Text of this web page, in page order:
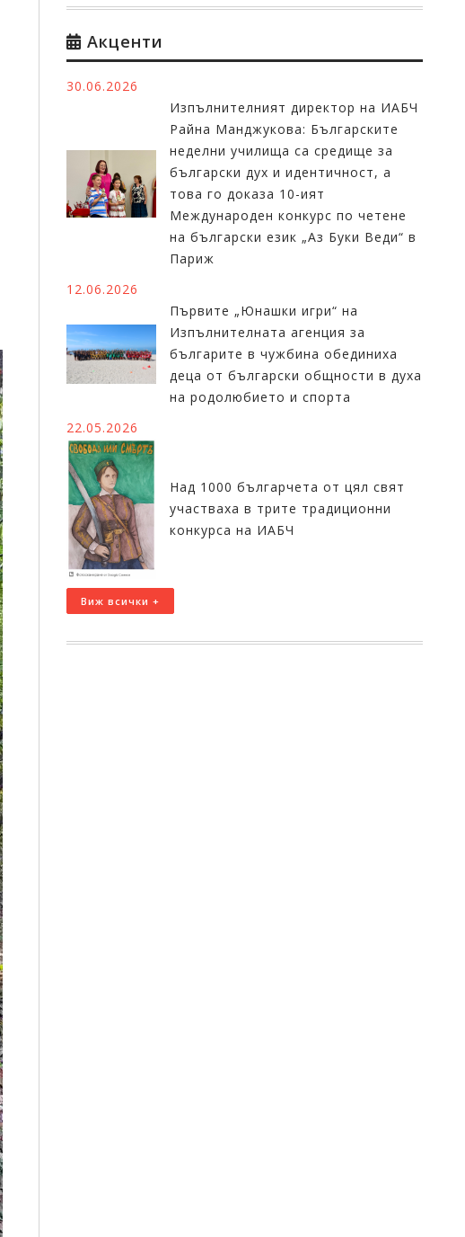
Акценти
30.06.2026
Изпълнителният директор на ИАБЧ
Райна Манджукова: Българските
неделни училища са средище за
български дух и идентичност, а
това го доказа 10-ият
Международен конкурс по четене
на български език „Аз Буки Веди“ в
Париж
12.06.2026
Първите „Юнашки игри“ на
Изпълнителната агенция за
българите в чужбина обединиха
деца от български общности в духа
на родолюбието и спорта
22.05.2026
Над 1000 българчета от цял свят
участваха в трите традиционни
конкурса на ИАБЧ
Виж всички +